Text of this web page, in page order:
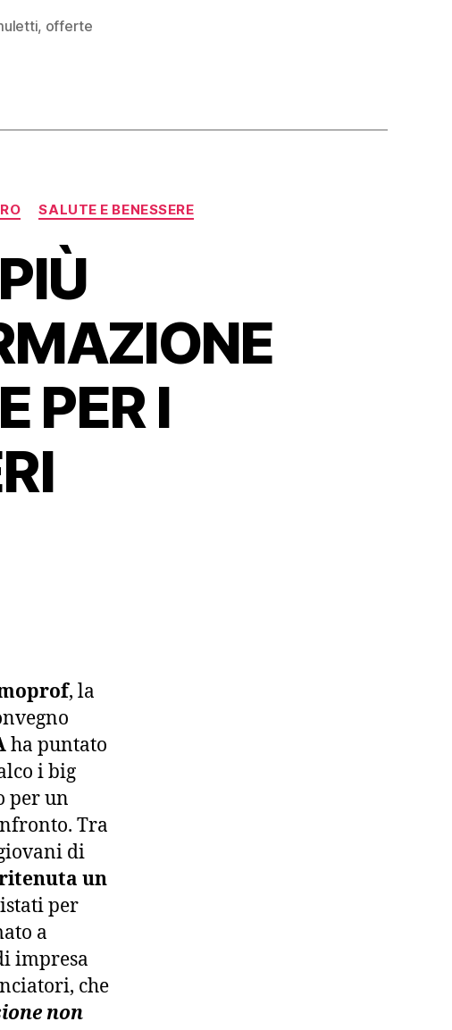
, offerte
SALUTE E BENESSERE
PER I
, la
ha puntato
i big
per un
Tra
di
un
per
a
impresa
che
non